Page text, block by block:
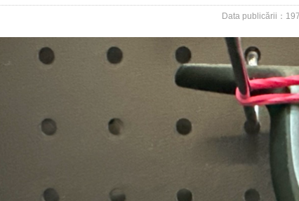
Data publicării：